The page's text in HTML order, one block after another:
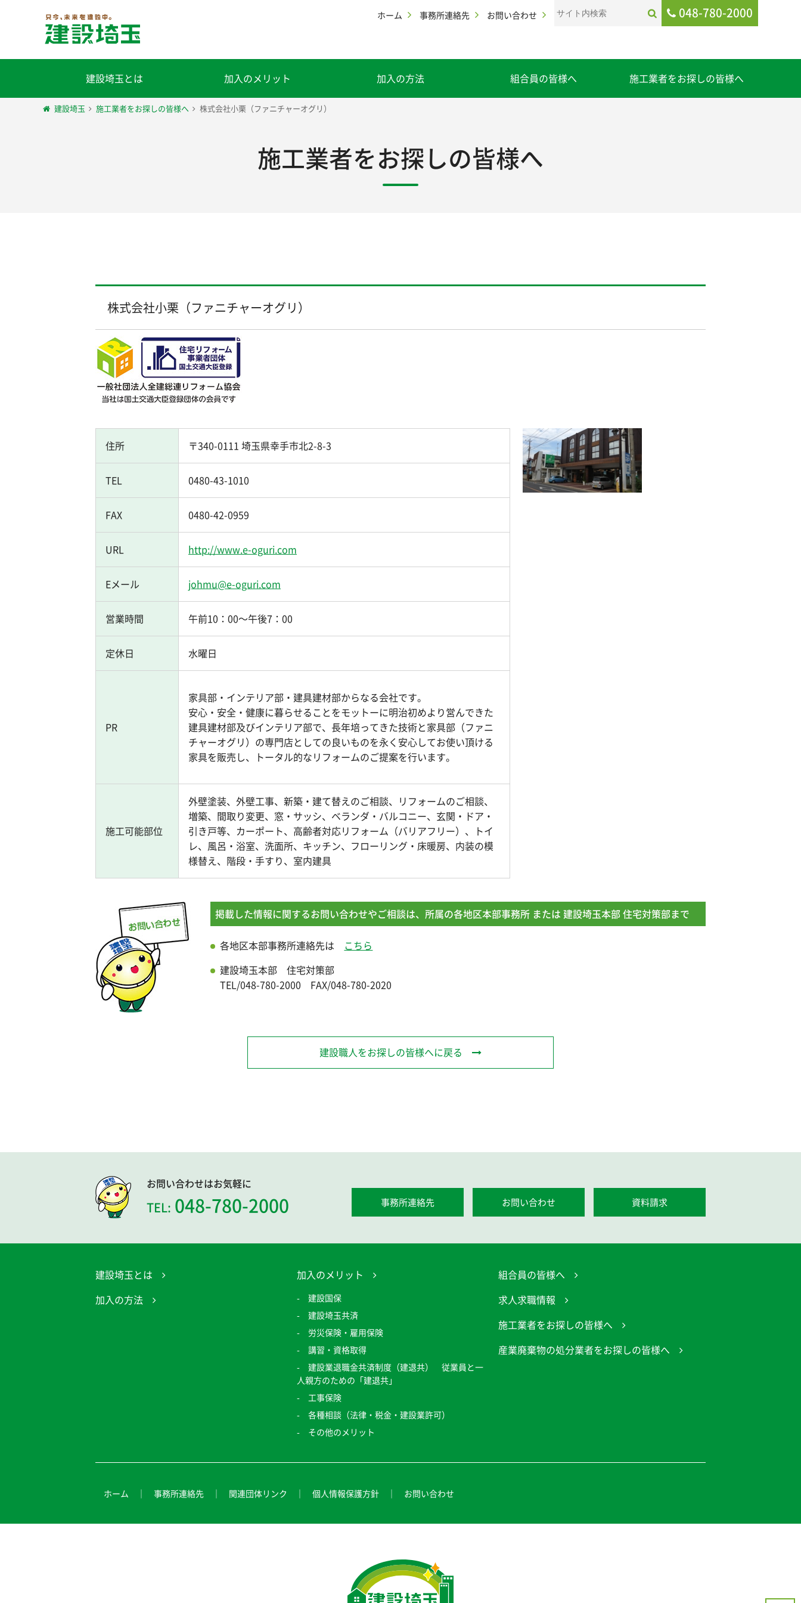
ホーム 事務所連絡先 お問い合わせ 048-780-2000
建設埼玉とは 加入のメリット 加入の方法 組合員の皆様へ 施工業者をお探しの皆様へ
建設埼玉 施工業者をお探しの皆様へ 株式会社小栗（ファニチャーオグリ）
施工業者をお探しの皆様へ
株式会社小栗（ファニチャーオグリ）
住所 〒340-0111 埼玉県幸手市北2-8-3
TEL 0480-43-1010
FAX 0480-42-0959
URL http://www.e-oguri.com
Eメール johmu@e-oguri.com
営業時間 午前10：00～午後7：00
定休日 水曜日
PR
家具部・インテリア部・建具建材部からなる会社です。
安心・安全・健康に暮らせることをモットーに明治初めより営んできた
建具建材部及びインテリア部で、長年培ってきた技術と家具部（ファニ
チャーオグリ）の専門店としての良いものを永く安心してお使い頂ける
家具を販売し、トータル的なリフォームのご提案を行います。
施工可能部位
外壁塗装、外壁工事、新築・建て替えのご相談、リフォームのご相談、
増築、間取り変更、窓・サッシ、ベランダ・バルコニー、玄関・ドア・
引き戸等、カーポート、高齢者対応リフォーム（バリアフリー）、トイ
レ、風呂・浴室、洗面所、キッチン、フローリング・床暖房、内装の模
様替え、階段・手すり、室内建具
掲載した情報に関するお問い合わせやご相談は、所属の各地区本部事務所 または 建設埼玉本部 住宅対策部まで
各地区本部事務所連絡先は こちら
建設埼玉本部 住宅対策部
TEL/048-780-2000 FAX/048-780-2020
建設職人をお探しの皆様へに戻る
お問い合わせはお気軽に
TEL: 048-780-2000 事務所連絡先 お問い合わせ 資料請求
建設埼玉とは
加入の方法
加入のメリット
建設国保
建設埼玉共済
労災保険・雇用保険
講習・資格取得
建設業退職金共済制度（建退共） 従業員と一
人親方のための「建退共」
工事保険
各種相談（法律・税金・建設業許可）
その他のメリット
組合員の皆様へ
求人求職情報
施工業者をお探しの皆様へ
産業廃棄物の処分業者をお探しの皆様へ
ホーム 事務所連絡先 関連団体リンク 個人情報保護方針 お問い合わせ